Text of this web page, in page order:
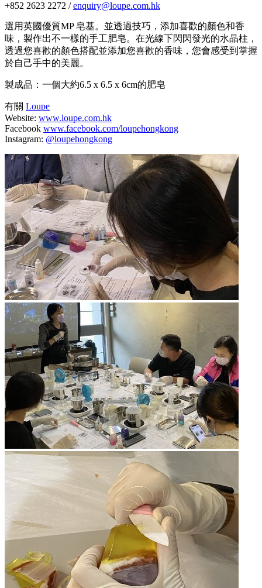
+852 2623 2272 /enquiry@loupe.com.hk
選用英國優質MP 皂基。並透過技巧，添加喜歡的顏色和香
味，製作出不一樣的手工肥皂。在光線下閃閃發光的水晶柱，
透過您喜歡的顏色搭配並添加您喜歡的香味，您會感受到掌握
於自己手中的美麗。
製成品：一個大約6.5 x 6.5 x 6cm的肥皂
有關 Loupe
Website: www.loupe.com.hk
Facebook www.facebook.com/loupehongkong
Instagram: @loupehongkong